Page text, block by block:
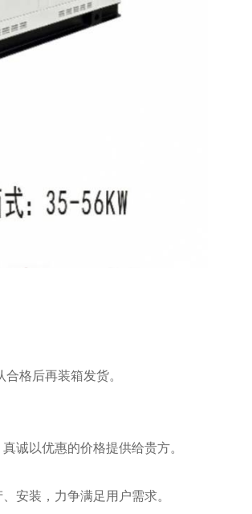
格后再装箱发货。
诚以优惠的价格提供给贵方。
安装，力争满足用户需求。